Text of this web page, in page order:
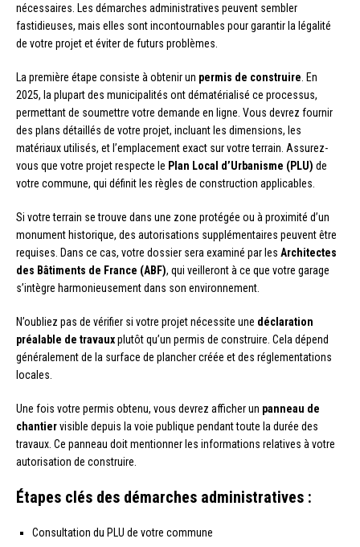
nécessaires. Les démarches administratives peuvent sembler
fastidieuses, mais elles sont incontournables pour garantir la légalité
de votre projet et éviter de futurs problèmes.
La première étape consiste à obtenir un permis de construire . En
2025, la plupart des municipalités ont dématérialisé ce processus,
permettant de soumettre votre demande en ligne. Vous devrez fournir
des plans détaillés de votre projet, incluant les dimensions, les
matériaux utilisés, et l’emplacement exact sur votre terrain. Assurez-
vous que votre projet respecte le Plan Local d’Urbanisme (PLU) de
votre commune, qui définit les règles de construction applicables.
Si votre terrain se trouve dans une zone protégée ou à proximité d’un
monument historique, des autorisations supplémentaires peuvent être
requises. Dans ce cas, votre dossier sera examiné par les Architectes
des Bâtiments de France (ABF), qui veilleront à ce que votre garage
s’intègre harmonieusement dans son environnement.
N’oubliez pas de vérifier si votre projet nécessite une déclaration
préalable de travauxplutôt qu’un permis de construire. Cela dépend
généralement de la surface de plancher créée et des réglementations
locales.
Une fois votre permis obtenu, vous devrez afficher un panneau de
chantiervisible depuis la voie publique pendant toute la durée des
travaux. Ce panneau doit mentionner les informations relatives à votre
autorisation de construire.
Étapes clés des démarches administratives :
Consultation du PLU de votre commune